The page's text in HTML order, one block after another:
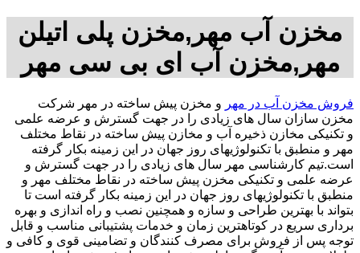
مخزن آب مهر,مخزن پلی اتیلن
مهر,مخزن آب ای بی سی مهر
فروش مخزن آب در مهر و مخزن پیش ساخته در مهر شرکت
مخزن سازان سال های زیادی را در جهت گسترش و عرضه علمی
و تکنیکی مخازن ذخیره آب و مخازن پیش ساخته در نقاط مختلف
مهر و منطبق با تکنولوژیهای روز جهان در این زمینه بکار گرفته
است.تیم کارشناسی مهر سال های زیادی را در جهت گسترش و
عرضه علمی و تکنیکی مخزن پیش ساخته در نقاط مختلف مهر و
منطبق با تکنولوژیهای روز جهان در این زمینه بکار گرفته است تا
بتواند با بهترین طراحی و سازه و همچنین نصب و راه اندازی و بهره
برداری سریع در کوتاهترین زمان و خدمات پشتیبانی مناسب و قابل
توجه پس از فروش برای مصرف کنندگان و تضامینی قوی و کافی و